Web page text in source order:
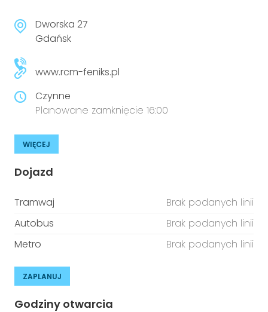
Dworska 27
Gdańsk
www.rcm-feniks.pl
Czynne
Planowane zamknięcie 16:00
WIĘCEJ
Dojazd
Tramwaj
Brak podanych linii
Autobus
Brak podanych linii
Metro
Brak podanych linii
ZAPLANUJ
Godziny otwarcia